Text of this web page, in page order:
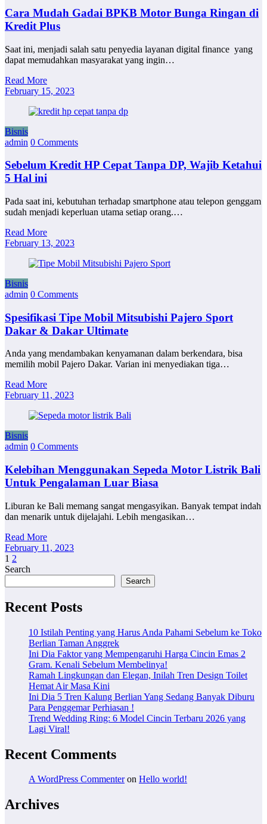
Cara Mudah Gadai BPKB Motor Bunga Ringan di
Kredit Plus
Saat ini, menjadi salah satu penyedia layanan digital finance yang
dapat memudahkan masyarakat yang ingin…
Read More
February 15, 2023
Bisnis
admin 0 Comments
Sebelum Kredit HP Cepat Tanpa DP, Wajib Ketahui
5 Hal ini
Pada saat ini, kebutuhan terhadap smartphone atau telepon genggam
sudah menjadi keperluan utama setiap orang.…
Read More
February 13, 2023
Bisnis
admin 0 Comments
Spesifikasi Tipe Mobil Mitsubishi Pajero Sport
Dakar & Dakar Ultimate
Anda yang mendambakan kenyamanan dalam berkendara, bisa
memilih mobil Pajero Dakar. Varian ini menyediakan tiga…
Read More
February 11, 2023
Bisnis
admin 0 Comments
Kelebihan Menggunakan Sepeda Motor Listrik Bali
Untuk Pengalaman Luar Biasa
Liburan ke Bali memang sangat mengasyikan. Banyak tempat indah
dan menarik untuk dijelajahi. Lebih mengasikan…
Read More
February 11, 2023
Posts
pagination
1 2
Search
Search
Recent Posts
10 Istilah Penting yang Harus Anda Pahami Sebelum ke Toko
Berlian Taman Anggrek
Ini Dia Faktor yang Mempengaruhi Harga Cincin Emas 2
Gram. Kenali Sebelum Membelinya!
Ramah Lingkungan dan Elegan, Inilah Tren Design Toilet
Hemat Air Masa Kini
Ini Dia 5 Tren Kalung Berlian Yang Sedang Banyak Diburu
Para Penggemar Perhiasan !
Trend Wedding Ring: 6 Model Cincin Terbaru 2026 yang
Lagi Viral!
Recent Comments
A WordPress Commenteron Hello world!
Archives